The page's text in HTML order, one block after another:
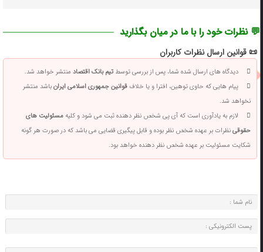
💬 نظرات خود را با ما در میان بگذارید
📜 قوانین ارسال نظرات کاربران
دیدگاه های ارسال شده شما، پس از بررسی توسطتیم بانک اقتصادمنتشر خواهد شد.
پیام هایی که حاوی توهین، افترا و یا خلافقوانین جمهوری اسلامی ایرانباشد منتشر
نخواهد شد.
لازم به یادآوری است که آی پی شخص نظر دهنده ثبت می شود و کلیهمسئولیت های
حقوقینظرات بر عهده شخص نظر بوده و قابل پیگیری قضایی می باشد که در صورت هر گونه
شکایت مسئولیت بر عهده شخص نظر دهنده خواهد بود.